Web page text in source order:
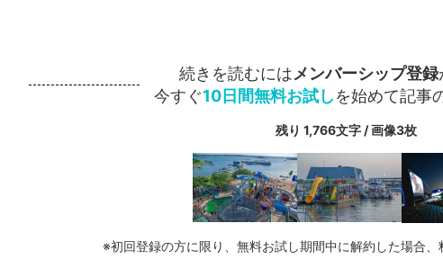
続きを読むにはメンバーシップ登録
今すぐ10日間無料お試しを始めて記事
残り 1,766文字 / 画像3枚
※初回登録の方に限り、無料お試し期間中に解約した場合、